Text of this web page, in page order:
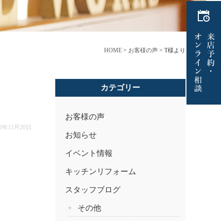
HOME > お客様の声 > T様より
年11月20日
カテゴリー
お客様の声
お知らせ
イベント情報
キッチンリフォーム
スタッフブログ
その他